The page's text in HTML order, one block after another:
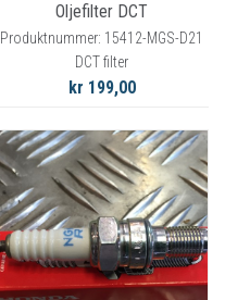
Oljefilter DCT
Produktnummer: 15412-MGS-D21
DCT filter
kr 199,00